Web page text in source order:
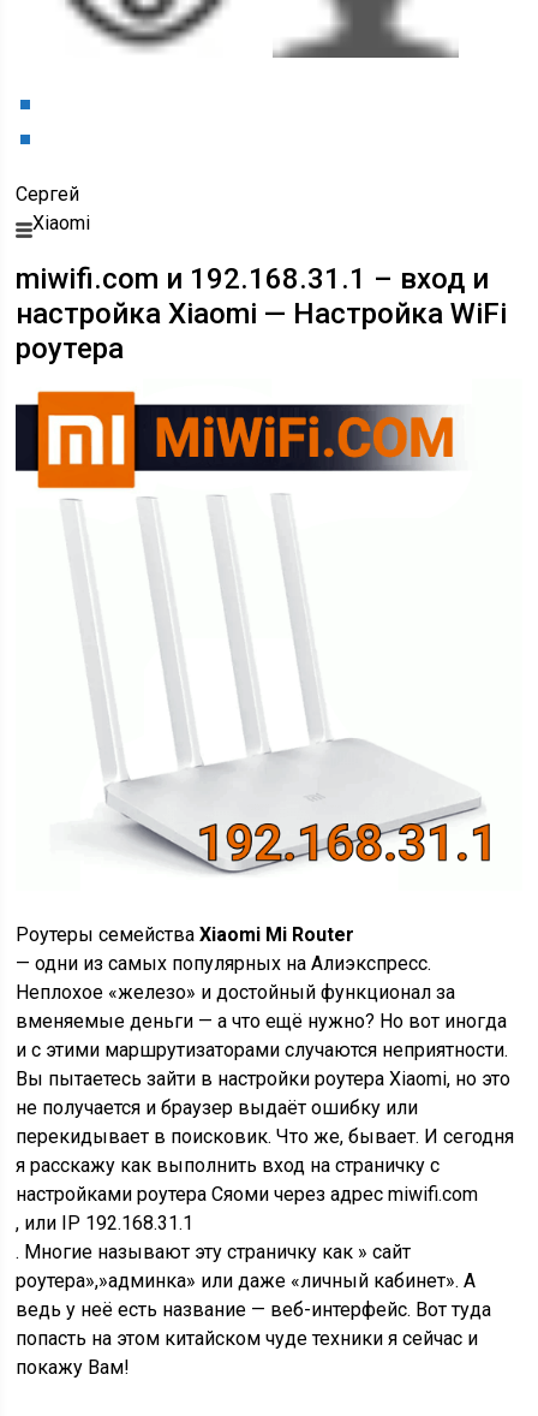
Сергей
Xiaomi
miwifi.com и 192.168.31.1 – вход и
настройка Xiaomi — Настройка WiFi
роутера
Роутеры семействаXiaomi Mi Router
— одни из самых популярных на Алиэкспресс.
Неплохое «железо» и достойный функционал за
вменяемые деньги — а что ещё нужно? Но вот иногда
и с этими маршрутизаторами случаются неприятности.
Вы пытаетесь зайти в настройки роутера Xiaomi, но это
не получается и браузер выдаёт ошибку или
перекидывает в поисковик. Что же, бывает. И сегодня
я расскажу как выполнить вход на страничку с
настройками роутера Сяоми через адресmiwifi.com
, или IP 192.168.31.1
. Многие называют эту страничку как » сайт
роутера»,»админка» или даже «личный кабинет». А
ведь у неё есть название — веб-интерфейс. Вот туда
попасть на этом китайском чуде техники я сейчас и
покажу Вам!